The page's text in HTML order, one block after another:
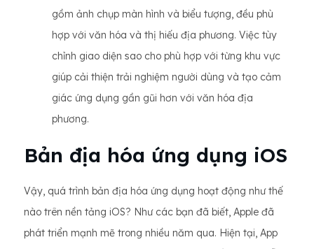
gồm ảnh chụp màn hình và biểu tượng, đều phù
hợp với văn hóa và thị hiếu địa phương. Việc tùy
chỉnh giao diện sao cho phù hợp với từng khu vực
giúp cải thiện trải nghiệm người dùng và tạo cảm
giác ứng dụng gần gũi hơn với văn hóa địa
phương.
Bản địa hóa ứng dụng iOS
Vậy, quá trình bản địa hóa ứng dụng hoạt động như thế
nào trên nền tảng iOS? Như các bạn đã biết, Apple đã
phát triển mạnh mẽ trong nhiều năm qua. Hiện tại, App